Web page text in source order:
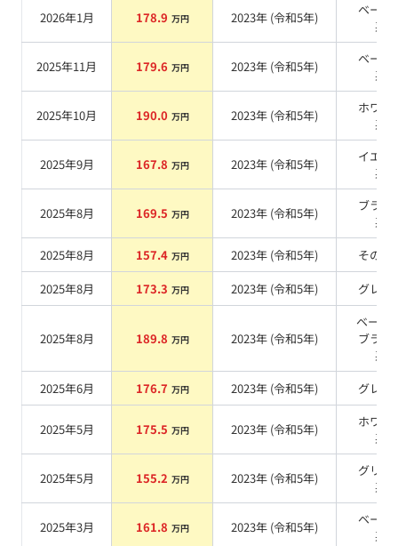
2026年1月 178.9 万円 2023年 (令和5年)
ベージ
系
2025年11月 179.6 万円 2023年 (令和5年)
ベージ
系
2025年10月 190.0 万円 2023年 (令和5年)
ホワイ
系
2025年9月 167.8 万円 2023年 (令和5年)
イエロ
系
2025年8月 169.5 万円 2023年 (令和5年)
ブラッ
系
2025年8月
157.4 万円 2023年 (令和5年) その他
2025年8月
173.3 万円 2023年 (令和5年) グレー
2025年8月 189.8 万円 2023年 (令和5年)
ベージ
ブラッ
系
2025年6月
176.7 万円 2023年 (令和5年) グレー
2025年5月 175.5 万円 2023年 (令和5年)
ホワイ
系
2025年5月 155.2 万円 2023年 (令和5年)
グリー
系
2025年3月 161.8 万円 2023年 (令和5年)
ベージ
系